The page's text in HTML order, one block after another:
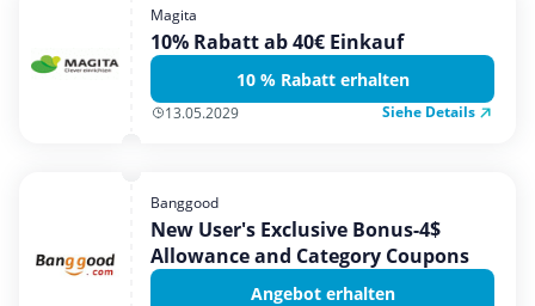
Magita
10% Rabatt ab 40€ Einkauf
10 % Rabatt erhalten
13.05.2029 Siehe Details
Banggood
New User's Exclusive Bonus-4$
Allowance and Category Coupons
Angebot erhalten